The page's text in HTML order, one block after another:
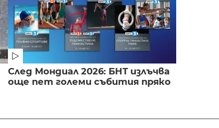
След Мондиал 2026: БНТ излъчва
още пет големи събития пряко